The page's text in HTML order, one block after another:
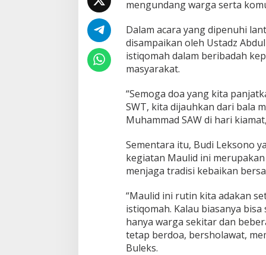
o
a
h
d
a
l
m
I
b
a
h
mengundang warga serta
Dalam acara yang dipenuhi
disampaikan oleh Ustadz
istiqomah dalam beribadah
masyarakat.
“Semoga doa yang kita
SWT, kita dijauhkan dari bala
Muhammad SAW di hari
Sementara itu, Budi Leksono
kegiatan Maulid ini
menjaga tradisi kebaikan
“Maulid ini rutin kita adakan
istiqomah. Kalau biasanya
hanya warga sekitar dan
tetap berdoa, bersholawat,
Buleks.